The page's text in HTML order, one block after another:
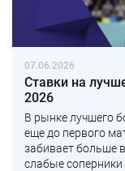
07.06.2026
Ставки на
2026
В рынке лучшего
еще до первого
забивает больше
слабые соперники